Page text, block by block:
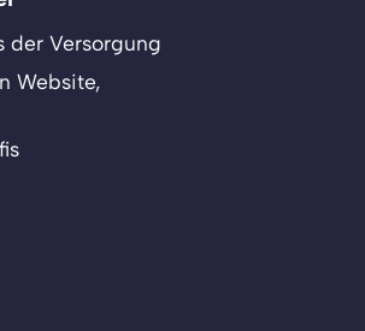
der Versorgung
Website,